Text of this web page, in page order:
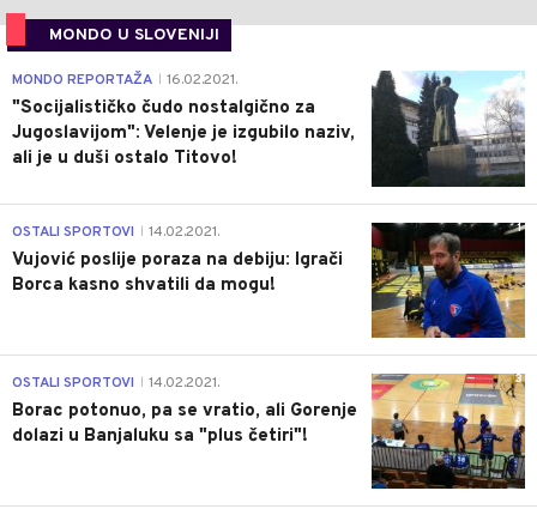
MONDO U SLOVENIJI
4
MONDO REPORTAŽA 16.02.2021.
"Socijalističko čudo nostalgično za
Jugoslavijom": Velenje je izgubilo naziv,
ali je u duši ostalo Titovo!
1
OSTALI SPORTOVI 14.02.2021.
Vujović poslije poraza na debiju: Igrači
Borca kasno shvatili da mogu!
3
OSTALI SPORTOVI 14.02.2021.
Borac potonuo, pa se vratio, ali Gorenje
dolazi u Banjaluku sa "plus četiri"!